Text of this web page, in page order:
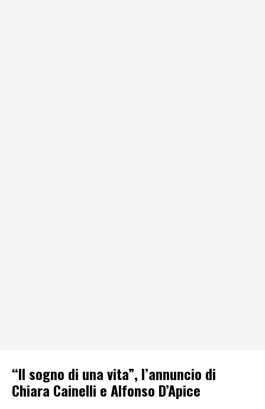
“Il sogno di una vita”, l’annuncio di
Chiara Cainelli e Alfonso D’Apice